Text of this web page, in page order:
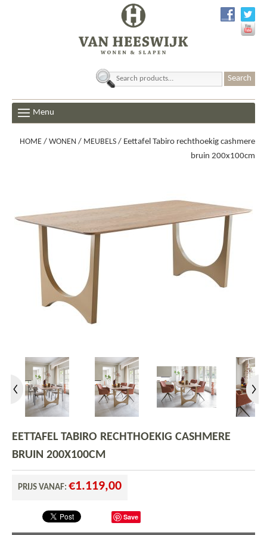
Search
Menu
HOME / WONEN / MEUBELS / Eettafel Tabiro rechthoekig cashmere
bruin 200x100cm
EETTAFEL TABIRO RECHTHOEKIG CASHMERE
BRUIN 200X100CM
PRIJS VANAF: €1.119,00
Save